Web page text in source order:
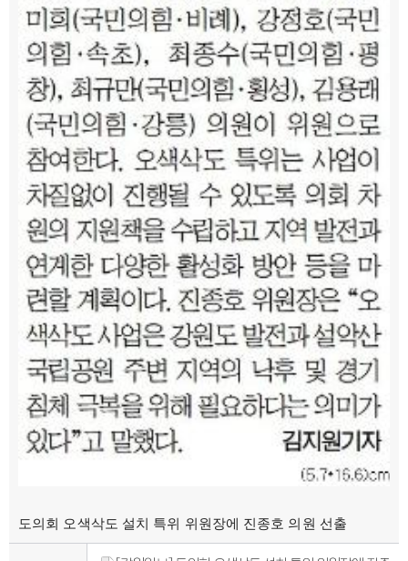
도의회 오색삭도 설치 특위 위원장에 진종호 의원 선출